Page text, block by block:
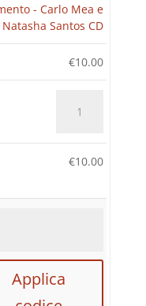
- Carlo Mea e
Natasha Santos CD
€10.00
-
Carlo
e
quantità
€10.00
Applica